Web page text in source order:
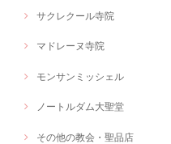
サクレクール寺院
マドレーヌ寺院
モンサンミッシェル
ノートルダム大聖堂
その他の教会・聖品店